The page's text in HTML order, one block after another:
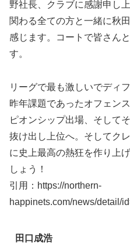
野社長、クラブに感謝申し
関わる全ての方と一緒に秋
感じます。コートで皆さん
す。
リーグで最も激しいでディ
昨年課題であったオフェン
ピオンシップ出場、そして
抜け出し上位へ。そしてク
に史上最高の熱狂を作り上
しょう！
引用：https://northern-
happinets.com/news/detail/
田口成浩